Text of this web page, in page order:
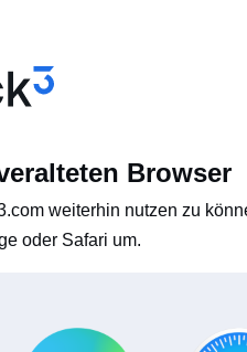
Browser
weiterhin nutzen zu
oder Safari um.